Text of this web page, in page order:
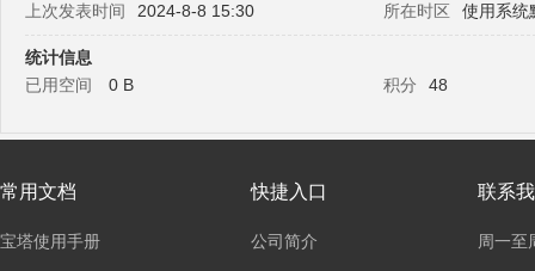
上次发表时间
2024-8-8 15:30 所在时区 使用系统
统计信息
已用空间
0 B 积分 48
常用文档
宝塔使用手册
快捷入口
公司简介
联系
周一至